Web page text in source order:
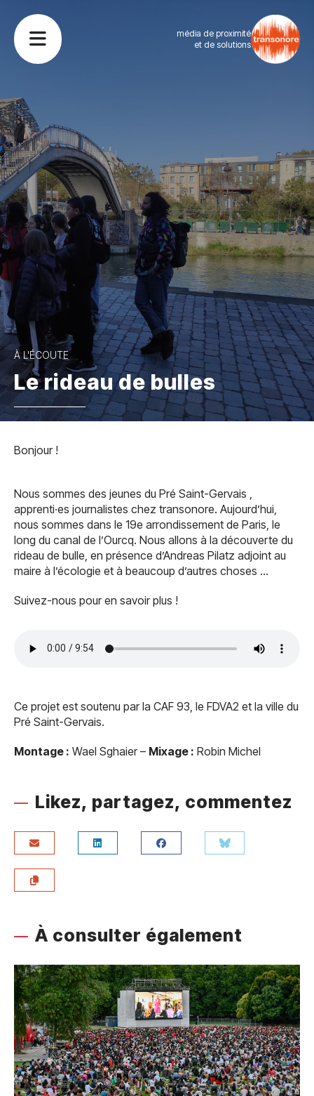
média de proximité
et de solutions
À L'ÉCOUTE
Le rideau de bulles
Bonjour !
Nous sommes des jeunes du Pré Saint-Gervais ,
apprenti·es journalistes chez transonore. Aujourd’hui,
nous sommes dans le 19e arrondissement de Paris, le
long du canal de l’Ourcq. Nous allons à la découverte du
rideau de bulle, en présence d’Andreas Pilatz adjoint au
maire à l’écologie et à beaucoup d’autres choses …
Suivez-nous pour en savoir plus !
Ce projet est soutenu par la CAF 93, le FDVA2 et la ville du
Pré Saint-Gervais.
Montage : Wael Sghaier – Mixage : Robin Michel
Likez, partagez, commentez
À consulter également